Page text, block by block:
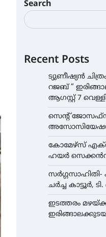
Search
Recent Posts
ട്യുണീഷ്യൻ
റജബ് ”
ആഗസ്റ്റ് 7
സെന്റ്
അസോസിയേഷന്
കോമേഴ്സ്
ഹയർ
സർഗ്ഗസാഹിതി-
ചർച്ച കാട്ടൂർ,
ഇടത്തരം